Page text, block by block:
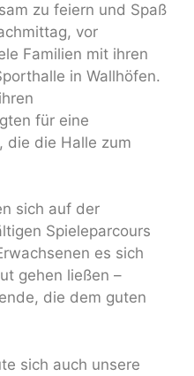
zu feiern und Spaß
vor
Familien mit ihren
in Wallhöfen.
für eine
die die Halle zum
sich auf der
Spieleparcours
es sich
gehen ließen –
die dem guten
sich auch unsere